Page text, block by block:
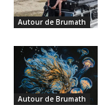
Autour de Brumath
Autour de Brumath